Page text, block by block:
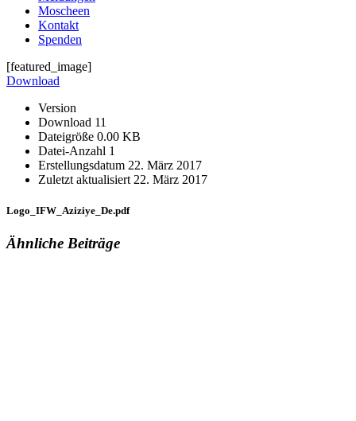
Moscheen
Kontakt
Spenden
[featured_image]
Download
Version
Download 11
Dateigröße 0.00 KB
Datei-Anzahl 1
Erstellungsdatum 22. März 2017
Zuletzt aktualisiert 22. März 2017
Logo_IFW_Aziziye_De.pdf
Ähnliche Beiträge